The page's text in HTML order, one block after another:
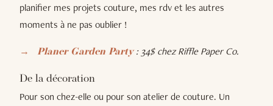
planifier mes projets couture, mes rdv et les autres
moments à ne pas oublier !
Planer Garden Party: 34$ chez Riffle Paper Co.
De la décoration
Pour son chez-elle ou pour son atelier de couture. Un